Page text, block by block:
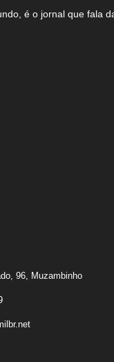
é o jornal que fala
96, Muzambinho